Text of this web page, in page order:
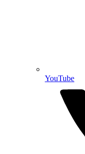
YouTube